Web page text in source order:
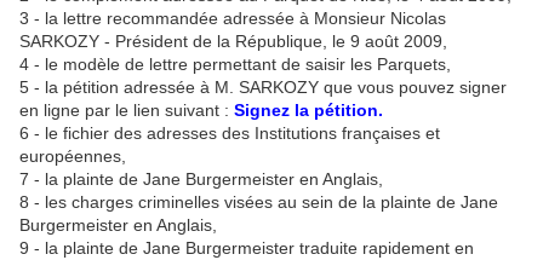
3 - la lettre recommandée adressée à Monsieur Nicolas
SARKOZY - Président de la République, le 9 août 2009,
4 - le modèle de lettre permettant de saisir les Parquets,
5 - la pétition adressée à M. SARKOZY que vous pouvez signer
en ligne par le lien suivant : Signez la pétition.
6 - le fichier des adresses des Institutions françaises et
européennes,
7 - la plainte de Jane Burgermeister en Anglais,
8 - les charges criminelles visées au sein de la plainte de Jane
Burgermeister en Anglais,
9 - la plainte de Jane Burgermeister traduite rapidement en